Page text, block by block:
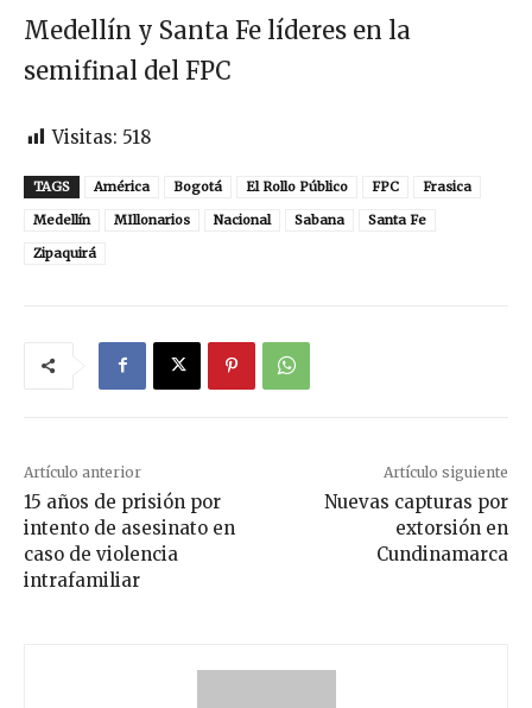
Medellín y Santa Fe líderes en la
semifinal del FPC
Visitas: 518
TAGS América Bogotá El Rollo Público FPC
Frasica
Medellín
MIllonarios Nacional Sabana
Santa Fe
Zipaquirá
Artículo anterior
15 años de prisión por
intento de asesinato en
caso de violencia
intrafamiliar
Artículo siguiente
Nuevas capturas por
extorsión en
Cundinamarca